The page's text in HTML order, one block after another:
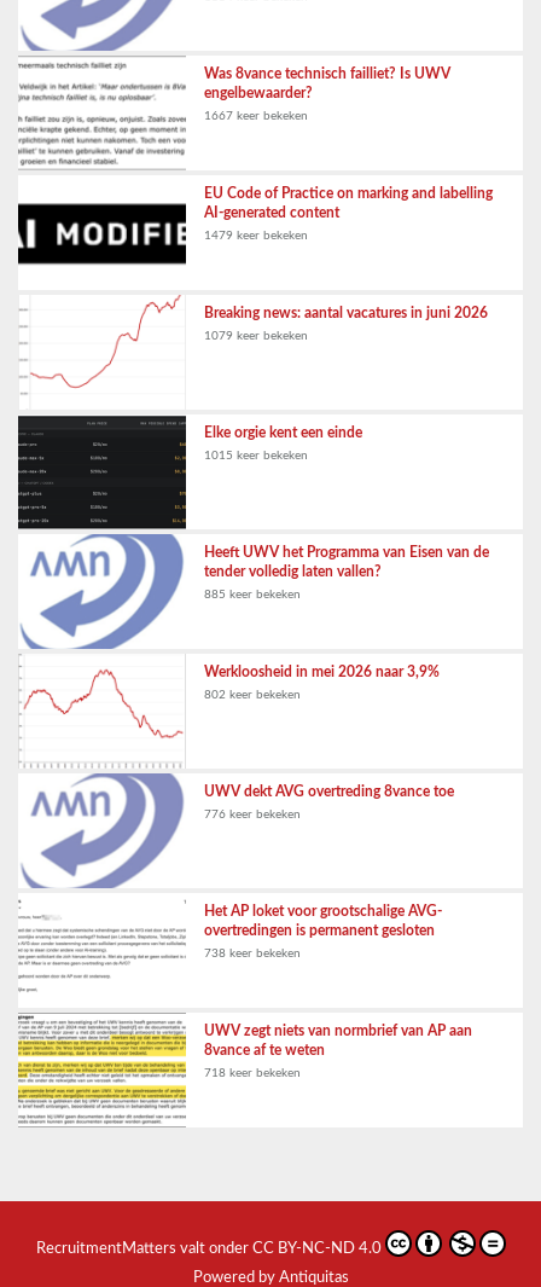
Was 8vance technisch failliet? Is UWV
engelbewaarder?
1667 keer bekeken
EU Code of Practice on marking and labelling
AI-generated content
1479 keer bekeken
Breaking news: aantal vacatures in juni 2026
1079 keer bekeken
Elke orgie kent een einde
1015 keer bekeken
Heeft UWV het Programma van Eisen van de
tender volledig laten vallen?
885 keer bekeken
Werkloosheid in mei 2026 naar 3,9%
802 keer bekeken
UWV dekt AVG overtreding 8vance toe
776 keer bekeken
Het AP loket voor grootschalige AVG-
overtredingen is permanent gesloten
738 keer bekeken
UWV zegt niets van normbrief van AP aan
8vance af te weten
718 keer bekeken
RecruitmentMatters valt onder CC BY-NC-ND 4.0
Powered by Antiquitas